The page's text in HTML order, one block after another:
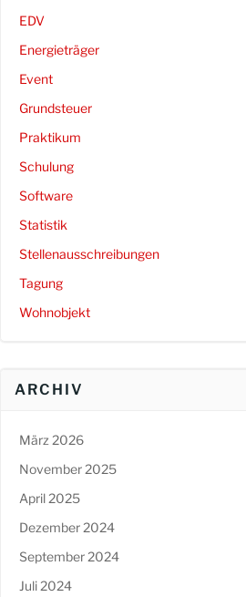
EDV
Energieträger
Event
Grundsteuer
Praktikum
Schulung
Software
Statistik
Stellenausschreibungen
Tagung
Wohnobjekt
ARCHIV
März 2026
November 2025
April 2025
Dezember 2024
September 2024
Juli 2024